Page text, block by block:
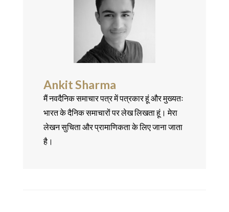
Ankit Sharma
मैं नवदैनिक समाचार पत्र में पत्रकार हूं और मुख्यतः
भारत के दैनिक समाचारों पर लेख लिखता हूं। मेरा
लेखन सुचिता और प्रामाणिकता के लिए जाना जाता
है।